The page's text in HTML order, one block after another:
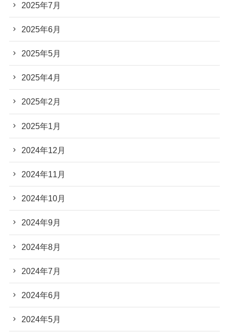
2025年7月
2025年6月
2025年5月
2025年4月
2025年2月
2025年1月
2024年12月
2024年11月
2024年10月
2024年9月
2024年8月
2024年7月
2024年6月
2024年5月